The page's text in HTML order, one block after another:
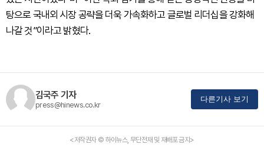
탕으로 국내외 시장 공략을 더욱 가속화하고 글로벌 리더십을 강화해
나갈 것”이라고 밝혔다.
김국주 기자
press@hinews.co.kr
다른기사 보기
<저작권자 © 하이뉴스, 무단전재 및 재배포 금지>